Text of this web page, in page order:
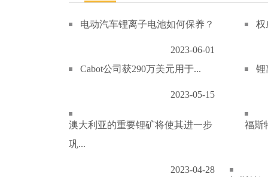
电动汽车锂离子电池如何保养？
2023-06-01
权
Cabot公司获290万美元用于...
2023-05-15
锂
澳大利亚的重要锂矿将使其进一步
巩...
2023-04-28
福斯